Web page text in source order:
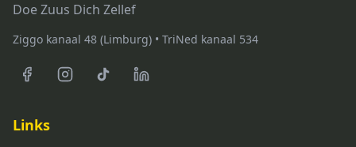
Doe Zuus Dich Zellef
Ziggo kanaal 48 (Limburg) • TriNed kanaal 534
Links